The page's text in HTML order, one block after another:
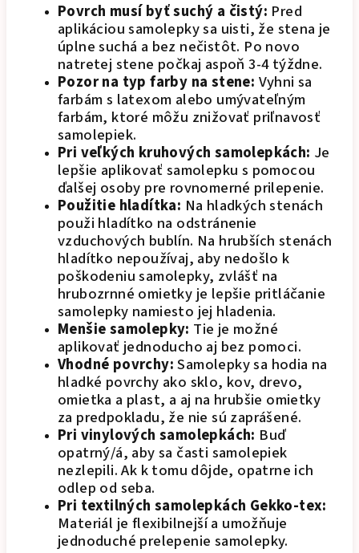
Povrch musí byť suchý a čistý: Pred
aplikáciou samolepky sa uisti, že stena je
úplne suchá a bez nečistôt. Po novo
natretej stene počkaj aspoň 3-4 týždne.
Pozor na typ farby na stene: Vyhni sa
farbám s latexom alebo umývateľným
farbám, ktoré môžu znižovať priľnavosť
samolepiek.
Pri veľkých kruhových samolepkách: Je
lepšie aplikovať samolepku s pomocou
ďalšej osoby pre rovnomerné prilepenie.
Použitie hladítka: Na hladkých stenách
použi hladítko na odstránenie
vzduchových bublín. Na hrubších stenách
hladítko nepoužívaj, aby nedošlo k
poškodeniu samolepky, zvlášť na
hrubozrnné omietky je lepšie pritláčanie
samolepky namiesto jej hladenia.
Menšie samolepky: Tie je možné
aplikovať jednoducho aj bez pomoci.
Vhodné povrchy:Samolepky sa hodia na
hladké povrchy ako sklo, kov, drevo,
omietka a plast, a aj na hrubšie omietky
za predpokladu, že nie sú zaprášené.
Pri vinylových samolepkách: Buď
opatrný/á, aby sa časti samolepiek
nezlepili. Ak k tomu dôjde, opatrne ich
odlep od seba.
Pri textilných samolepkách Gekko-tex:
Materiál je flexibilnejší a umožňuje
jednoduché prelepenie samolepky.